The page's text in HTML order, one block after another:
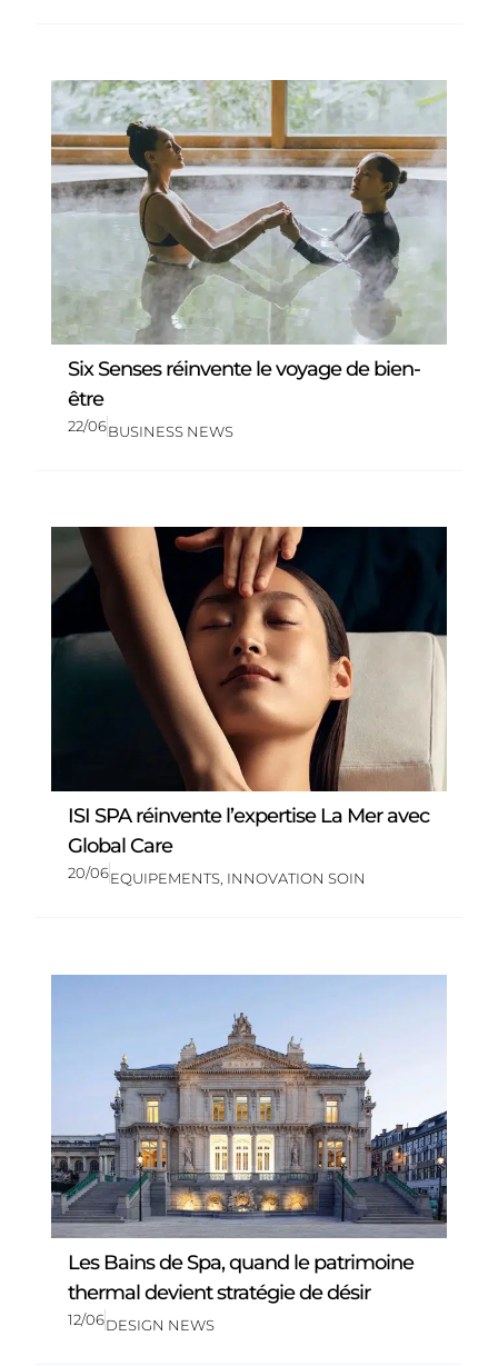
Six Senses réinvente le voyage de bien-
être
22/06BUSINESS NEWS
ISI SPA réinvente l’expertise La Mer avec
Global Care
20/06EQUIPEMENTS, INNOVATION SOIN
Les Bains de Spa, quand le patrimoine
thermal devient stratégie de désir
12/06DESIGN NEWS